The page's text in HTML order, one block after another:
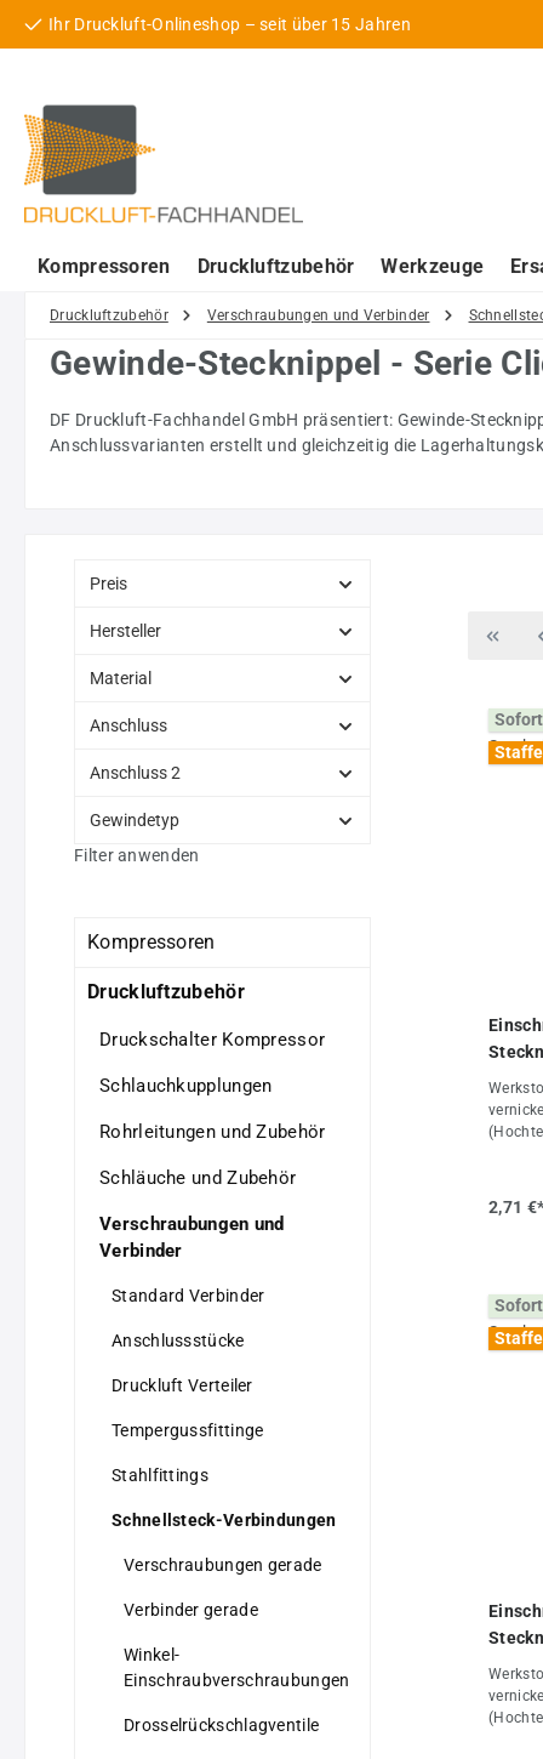
Hauptinhalt springen
Zur Suche springen
Zur Hauptnavigation springen
Ihr Druckluft-Onlineshop – seit über 15 Jahren
Kompressoren Druckluftzubehör Werkzeuge
Druckluftzubehör Verschraubungen und Verbinder
Gewinde-Stecknippel - Serie
DF Druckluft-Fachhandel GmbH präsentiert: Gewinde-
Anschlussvarianten erstellt und gleichzeitig die
Preis
Hersteller
Material
Anschluss
Anschluss 2
Gewindetyp
Filter anwenden
Kompressoren
Druckluftzubehör
Druckschalter Kompressor
Schlauchkupplungen
Rohrleitungen und Zubehör
Schläuche und Zubehör
Verschraubungen und
Verbinder
Standard Verbinder
Anschlussstücke
Druckluft Verteiler
Tempergussfittinge
Stahlfittings
Schnellsteck-Verbindungen
Verschraubungen gerade
Verbinder gerade
Winkel-
Einschraubverschraubungen
Drosselrückschlagventile
1/4"D
2,71 €*